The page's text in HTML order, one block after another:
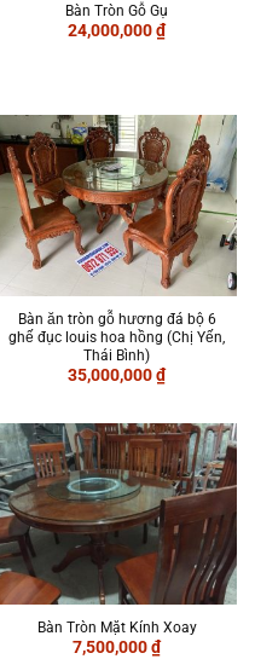
Bàn Tròn Gỗ Gụ
24,000,000₫
Bàn ăn tròn gỗ hương đá bộ 6
ghế đục louis hoa hồng (Chị Yến,
Thái Bình)
35,000,000₫
Bàn Tròn Mặt Kính Xoay
7,500,000₫